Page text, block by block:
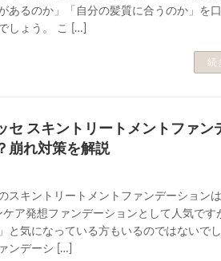
あるのか」「自分の髪質に合うのか」を
しょう。 こ […]
続
セ スキントリートメントファン
崩れ対策を解説
スキントリートメントファンデーション
ケア発想ファンデーションとして人気です
と気になっている方もいるのではないでし
ンデーシ […]